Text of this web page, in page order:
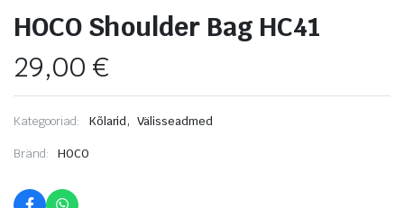
HOCO Shoulder Bag HC41
29,00€
Kategooriad: Kõlarid, Välisseadmed
Bränd: HOCO